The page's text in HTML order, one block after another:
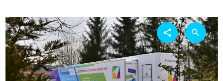
share search